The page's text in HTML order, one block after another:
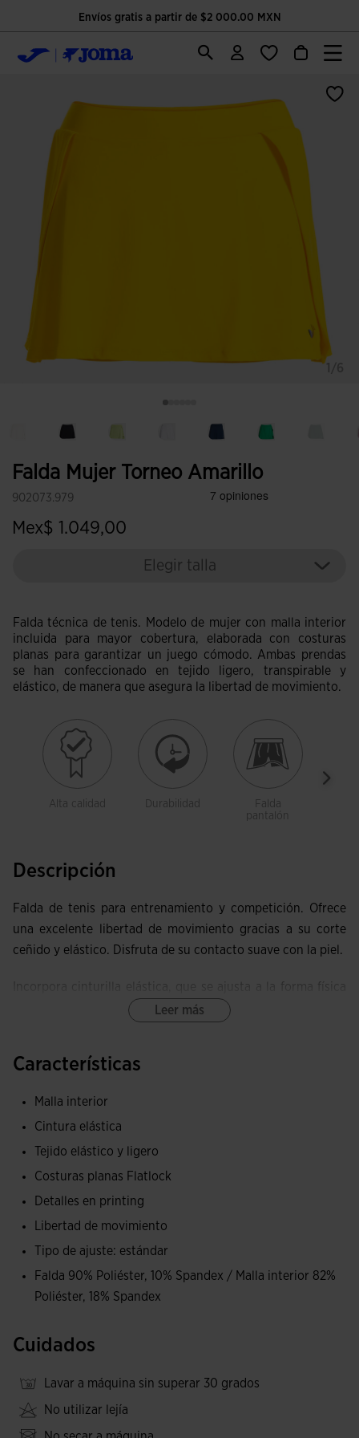
Envíos gratis a partir de $2 000.00 MXN
Falda Mujer Torneo Amarillo
902073.979
Mex$ 1.049,00
Elegir talla
Falda técnica de tenis. Modelo de mujer con malla interior
incluida para mayor cobertura, elaborada con costuras
planas para garantizar un juego cómodo. Ambas prendas
se han confeccionado en tejido ligero, transpirable y
elástico, de manera que asegura la libertad de movimiento.
Alta calidad Durabilidad
Falda
pantalón
Descripción
Falda de tenis para entrenamiento y competición. Ofrece
una excelente libertad de movimiento gracias a su corte
ceñido y elástico. Disfruta de su contacto suave con la piel.
de la tenista y fija la prenda en todo momento. Es
interior incluido, que se adapta de forma ergonómica y
Fabricación en tejido de alta calidad, ligero y elástico para
no poner límites a la movilidad.
Logotipo Joma en printing de goma.
Leer más
Características
Malla interior
Cintura elástica
Tejido elástico y ligero
Costuras planas Flatlock
Detalles en printing
Libertad de movimiento
Tipo de ajuste: estándar
Falda 90% Poliéster, 10% Spandex / Malla interior 82%
Poliéster, 18% Spandex
Cuidados
Lavar a máquina sin superar 30 grados
No utilizar lejía